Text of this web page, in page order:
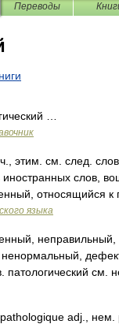
Переводы
…
этим. см. след.
слов,
относящийся к
языка
неправильный,
патологический см.
adj., нем.